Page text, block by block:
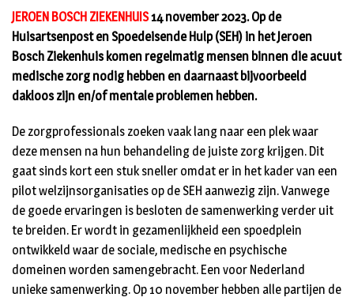
JEROEN BOSCH ZIEKENHUIS14 november 2023. Op de
Huisartsenpost en Spoedeisende Hulp (SEH) in het Jeroen
Bosch Ziekenhuis komen regelmatig mensen binnen die acuut
medische zorg nodig hebben en daarnaast bijvoorbeeld
dakloos zijn en/of mentale problemen hebben.
De zorgprofessionals zoeken vaak lang naar een plek waar
deze mensen na hun behandeling de juiste zorg krijgen. Dit
gaat sinds kort een stuk sneller omdat er in het kader van een
pilot welzijnsorganisaties op de SEH aanwezig zijn. Vanwege
de goede ervaringen is besloten de samenwerking verder uit
te breiden. Er wordt in gezamenlijkheid een spoedplein
ontwikkeld waar de sociale, medische en psychische
domeinen worden samengebracht. Een voor Nederland
unieke samenwerking. Op 10 november hebben alle partijen de